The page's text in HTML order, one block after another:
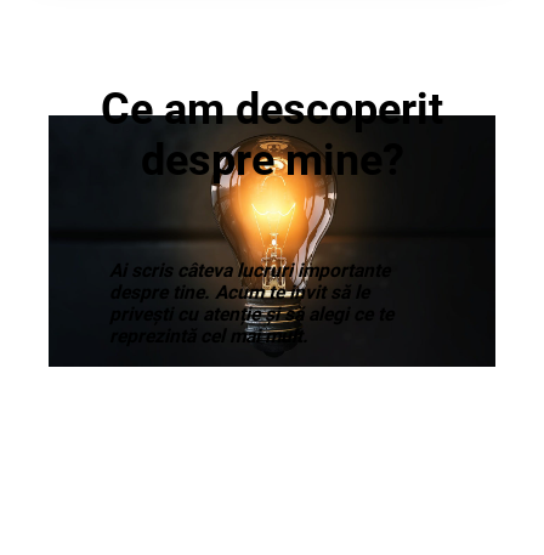
Ce am descoperit
despre mine?
Ai scris câteva lucruri importante
despre tine. Acum te invit să le
privești cu atenție și să alegi ce te
reprezintă cel mai mult.